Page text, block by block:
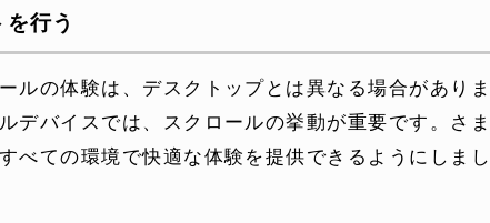
行う
ルの体験は、デスクトップとは異なる場合がありま
デバイスでは、スクロールの挙動が重要です。さま
べての環境で快適な体験を提供できるようにしまし